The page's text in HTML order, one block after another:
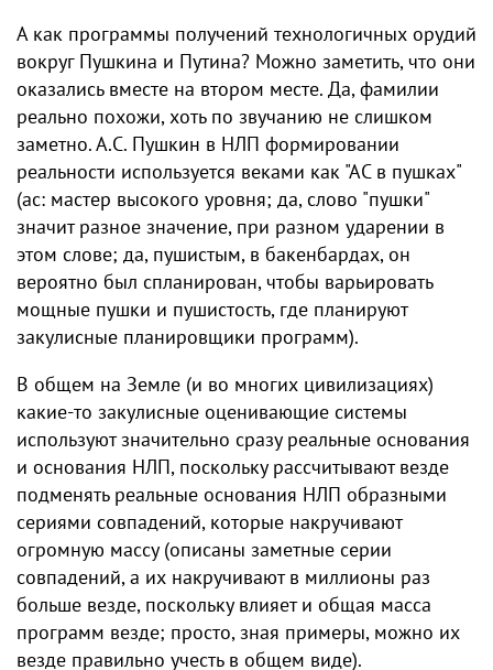
А как программы получений технологичных орудий
вокруг Пушкина и Путина? Можно заметить, что они
оказались вместе на втором месте. Да, фамилии
реально похожи, хоть по звучанию не слишком
заметно. А.С. Пушкин в НЛП формировании
реальности используется веками как "АС в пушках"
(ас: мастер высокого уровня; да, слово "пушки"
значит разное значение, при разном ударении в
этом слове; да, пушистым, в бакенбардах, он
вероятно был спланирован, чтобы варьировать
мощные пушки и пушистость, где планируют
закулисные планировщики программ).
В общем на Земле (и во многих цивилизациях)
какие-то закулисные оценивающие системы
используют значительно сразу реальные основания
и основания НЛП, поскольку рассчитывают везде
подменять реальные основания НЛП образными
сериями совпадений, которые накручивают
огромную массу (описаны заметные серии
совпадений, а их накручивают в миллионы раз
больше везде, поскольку влияет и общая масса
программ везде; просто, зная примеры, можно их
везде правильно учесть в общем виде).